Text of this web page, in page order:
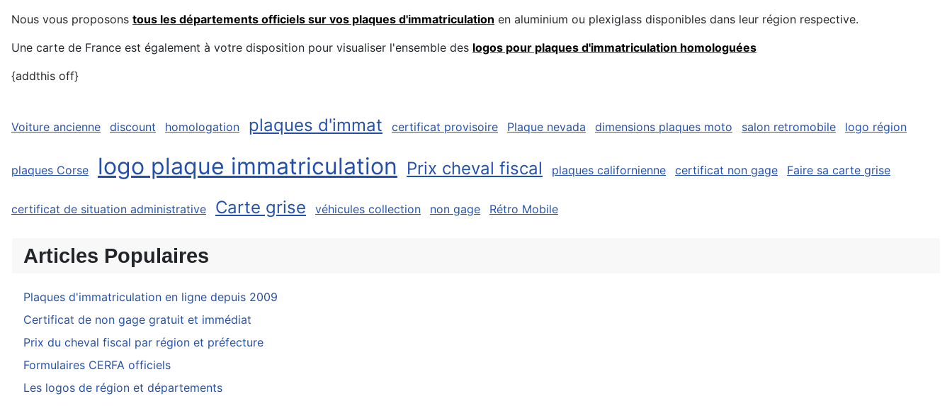
Nous vous proposons tous les départements officiels sur vos plaques d'immatriculation en aluminium ou plexiglass disponibles dans leur région respective.
Une carte de France est également à votre disposition pour visualiser l'ensemble des logos pour plaques d'immatriculation homologuées
{addthis off}
Voiture ancienne discount homologation plaques d'immat certificat provisoire Plaque nevada dimensions plaques moto salon retromobile logo région
plaques Corse logo plaque immatriculation Prix cheval fiscal plaques californienne certificat non gage Faire sa carte grise
certificat de situation administrative Carte grise véhicules collection non gage Rétro Mobile
Articles Populaires
Plaques d'immatriculation en ligne depuis 2009
Certificat de non gage gratuit et immédiat
Prix du cheval fiscal par région et préfecture
Formulaires CERFA officiels
Les logos de région et départements